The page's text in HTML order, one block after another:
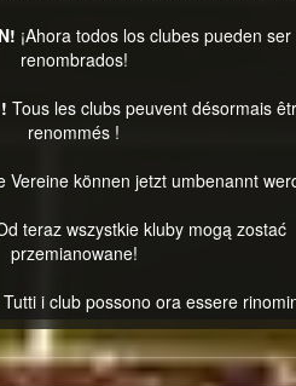
¡Ahora todos los clubes pueden ser
renombrados!
Tous les clubs peuvent désormais
renommés !
Vereine können jetzt umbenannt
teraz wszystkie kluby mogą zostać
przemianowane!
Tutti i club possono ora essere